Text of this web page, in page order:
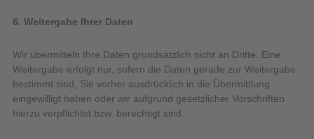
6. Weitergabe Ihrer Daten
Wir übermitteln Ihre Daten grundsätzlich nicht an Dritte. Eine
Weitergabe erfolgt nur, sofern die Daten gerade zur Weitergabe
bestimmt sind, Sie vorher ausdrücklich in die Übermittlung
eingewilligt haben oder wir aufgrund gesetzlicher Vorschriften
hierzu verpflichtet bzw. berechtigt sind.